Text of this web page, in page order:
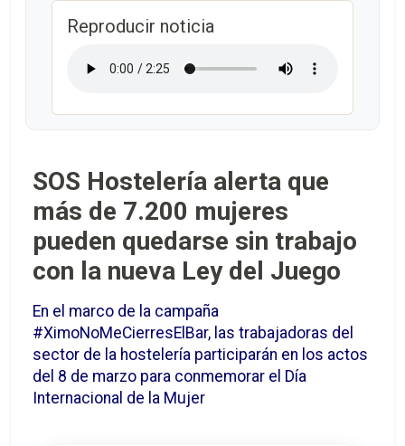
Reproducir noticia
SOS Hostelería alerta que
más de 7.200 mujeres
pueden quedarse sin trabajo
con la nueva Ley del Juego
En el marco de la campaña
#XimoNoMeCierresElBar, las trabajadoras del
sector de la hostelería participarán en los actos
del 8 de marzo para conmemorar el Día
Internacional de la Mujer